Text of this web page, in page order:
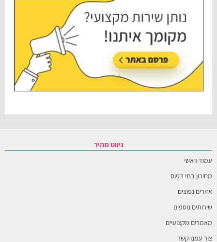
ניווט מהיר
עמוד ראשי
מחירון בתי דפוס
אזורים נפוצים
שירותים נוספים
מאמרים מקצועיים
צור עמנו קשר